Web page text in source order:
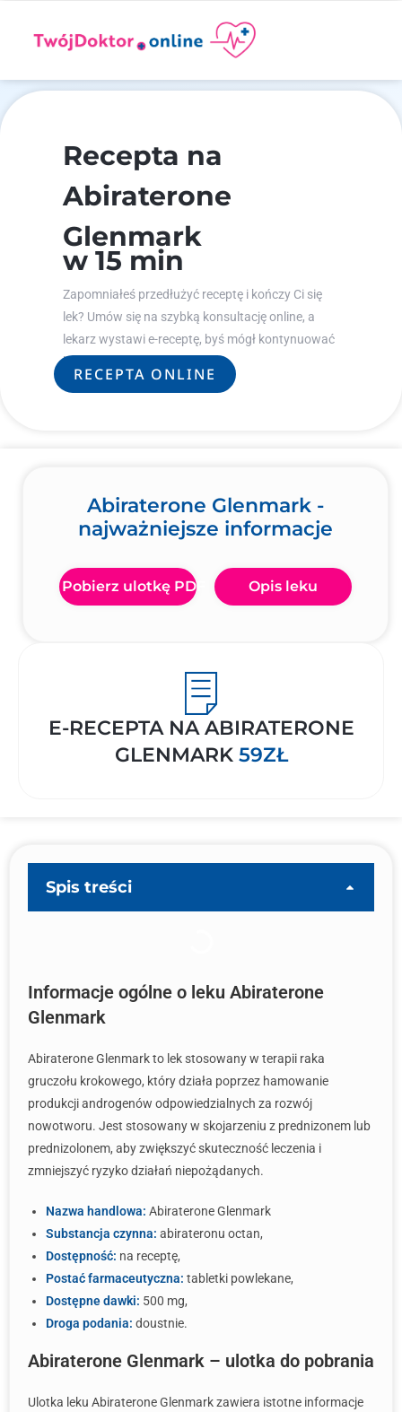
Recepta na
Abiraterone
Glenmark
w 15 min
Zapomniałeś przedłużyć receptę i kończy Ci się
lek? Umów się na szybką konsultację online, a
lekarz wystawi e-receptę, byś mógł kontynuować
leczenie.
RECEPTA ONLINE
Abiraterone Glenmark -
najważniejsze informacje
Pobierz ulotkę PDF Opis leku
E-RECEPTA NA ABIRATERONE
GLENMARK 59ZŁ
Spis treści
Informacje ogólne o leku Abiraterone
Glenmark
Abiraterone Glenmark to lek stosowany w terapii raka
gruczołu krokowego, który działa poprzez hamowanie
produkcji androgenów odpowiedzialnych za rozwój
nowotworu. Jest stosowany w skojarzeniu z prednizonem lub
prednizolonem, aby zwiększyć skuteczność leczenia i
zmniejszyć ryzyko działań niepożądanych.
Nazwa handlowa: Abiraterone Glenmark
Substancja czynna: abirateronu octan,
Dostępność: na receptę,
Postać farmaceutyczna: tabletki powlekane,
Dostępne dawki: 500 mg,
Droga podania: doustnie.
Abiraterone Glenmark – ulotka do pobrania
Ulotka leku Abiraterone Glenmark zawiera istotne informacje